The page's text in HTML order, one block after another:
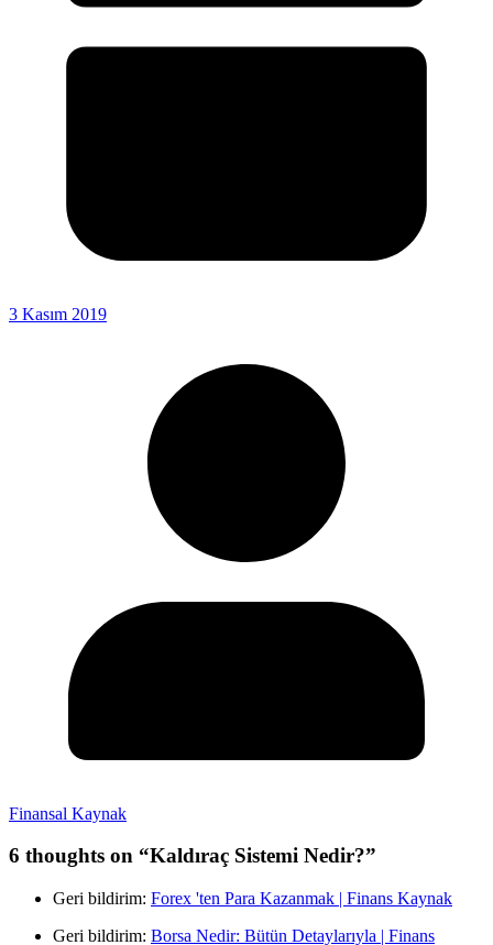
3 Kasım 2019
Finansal Kaynak
6 thoughts on “Kaldıraç Sistemi Nedir?”
Geri bildirim: Forex 'ten Para Kazanmak | Finans Kaynak
Geri bildirim: Borsa Nedir: Bütün Detaylarıyla | Finans